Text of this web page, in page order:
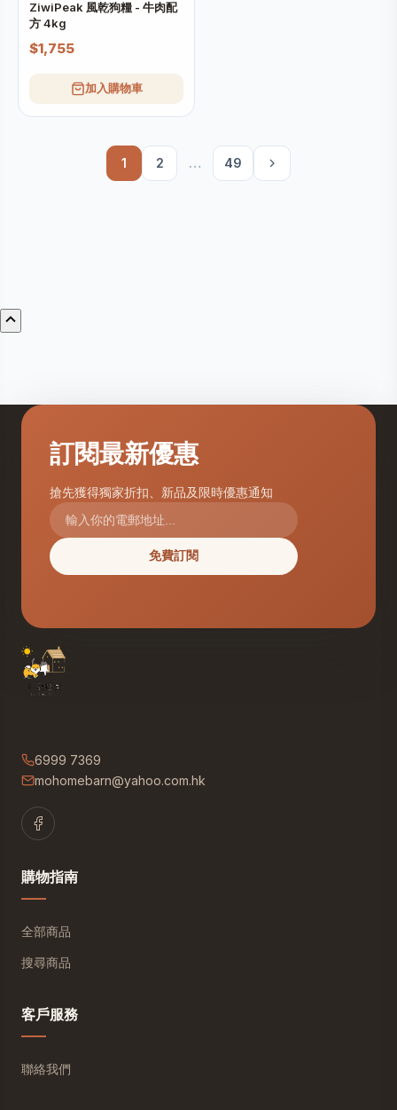
ZiwiPeak 風乾狗糧 - 牛肉配
方 4kg
$1,755
加入購物車
1 2 … 49
訂閱最新優惠
搶先獲得獨家折扣、新品及限時優惠通知
免費訂閱
6999 7369
mohomebarn@yahoo.com.hk
購物指南
全部商品
搜尋商品
客戶服務
聯絡我們